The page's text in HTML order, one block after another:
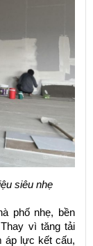
siêu nhẹ
phố nhẹ, bền
vì tăng tải
áp lực kết cấu,